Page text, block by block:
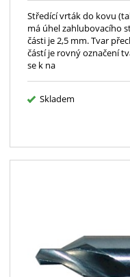
Středící vrták do kovu
má úhel zahlubovacího
části je 2,5 mm. Tvar
částí je rovný označení
se k na
Skladem